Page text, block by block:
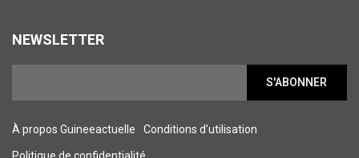
NEWSLETTER
S'ABONNER
À propos Guineeactuelle Conditions d’utilisation